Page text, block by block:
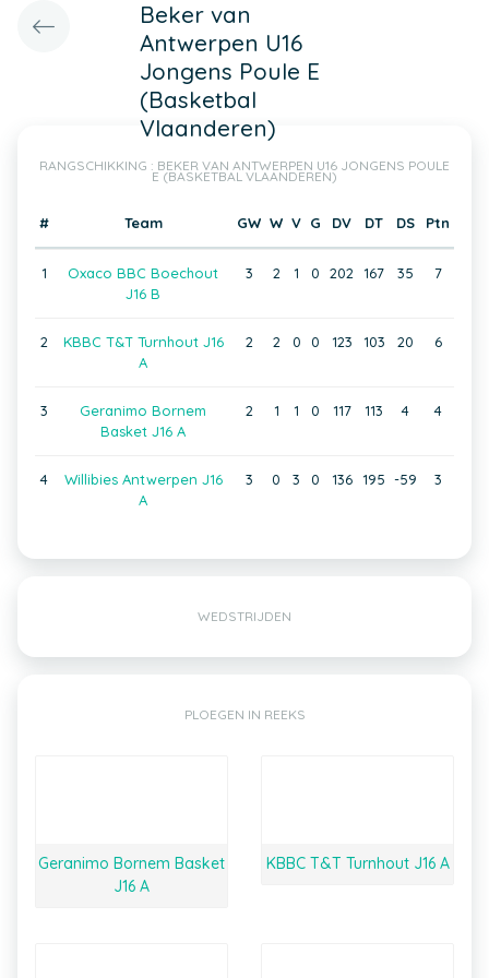
Beker van
Antwerpen U16
Jongens Poule E
(Basketbal
Vlaanderen)
RANGSCHIKKING : BEKER VAN ANTWERPEN U16 JONGENS POULE
E (BASKETBAL VLAANDEREN)
# Team GW W V G DV DT DS Ptn
1
Oxaco BBC Boechout
J16 B
3 2 1 0 202 167 35 7
2
KBBC T&T Turnhout J16
A
2 2 0 0 123 103 20 6
3
Geranimo Bornem
Basket J16 A
2 1 1 0 117 113 4 4
4
Willibies Antwerpen J16
A
3 0 3 0 136 195 -59 3
WEDSTRIJDEN
PLOEGEN IN REEKS
Geranimo Bornem Basket
J16 A
KBBC T&T Turnhout J16 A